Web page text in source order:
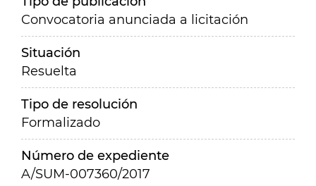
Convocatoria anunciada a licitación
Situación
Resuelta
Tipo de resolución
Formalizado
Número de expediente
A/SUM-007360/2017